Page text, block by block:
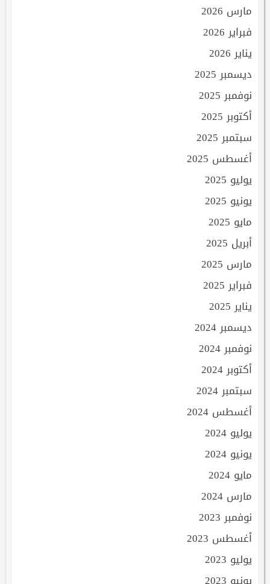
مارس 2026
فبراير 2026
يناير 2026
ديسمبر 2025
نوفمبر 2025
أكتوبر 2025
سبتمبر 2025
أغسطس 2025
يوليو 2025
يونيو 2025
مايو 2025
أبريل 2025
مارس 2025
فبراير 2025
يناير 2025
ديسمبر 2024
نوفمبر 2024
أكتوبر 2024
سبتمبر 2024
أغسطس 2024
يوليو 2024
يونيو 2024
مايو 2024
مارس 2024
نوفمبر 2023
أغسطس 2023
يوليو 2023